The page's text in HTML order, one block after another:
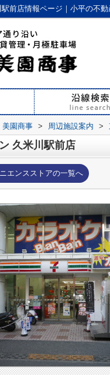
前店情報ページ｜小平の不
美園商事 > 周辺施設案内 >
久米川駅前店
エンスストアの一覧へ